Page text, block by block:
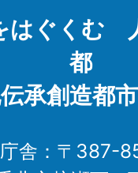
はぐくむ
都
承創造都
庁舎：〒387-